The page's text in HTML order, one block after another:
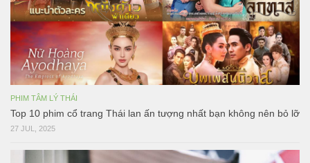
PHIM TÂM LÝ THÁI
Top 10 phim cổ trang Thái lan ấn tượng nhất bạn không nên bỏ lỡ
27 JUL, 2025